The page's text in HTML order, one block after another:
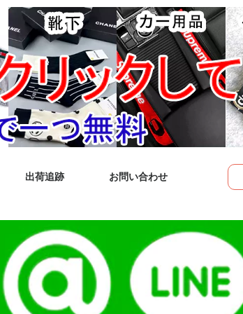
出荷追跡 お問い合わせ